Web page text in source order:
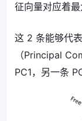
征向量对应着最
这 2 条能够代
（Principal
PC1，另一条